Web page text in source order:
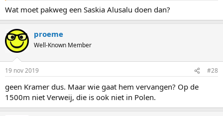
Wat moet pakweg een Saskia Alusalu doen dan?
proeme
Well-Known Member
19 nov 2019 #28
geen Kramer dus. Maar wie gaat hem vervangen? Op de
1500m niet Verweij, die is ook niet in Polen.